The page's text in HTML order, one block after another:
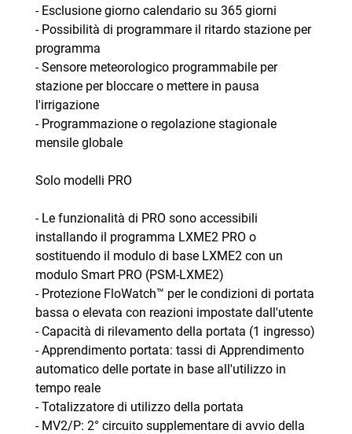
- Esclusione giorno calendario su 365 giorni
- Possibilità di programmare il ritardo stazione per
programma
- Sensore meteorologico programmabile per
stazione per bloccare o mettere in pausa
l'irrigazione
- Programmazione o regolazione stagionale
mensile globale
Solo modelli PRO
- Le funzionalità di PRO sono accessibili
installando il programma LXME2 PRO o
sostituendo il modulo di base LXME2 con un
modulo Smart PRO (PSM-LXME2)
- Protezione FloWatch™ per le condizioni di portata
bassa o elevata con reazioni impostate dall'utente
- Capacità di rilevamento della portata (1 ingresso)
- Apprendimento portata: tassi di Apprendimento
automatico delle portate in base all'utilizzo in
tempo reale
- Totalizzatore di utilizzo della portata
- MV2/P: 2° circuito supplementare di avvio della